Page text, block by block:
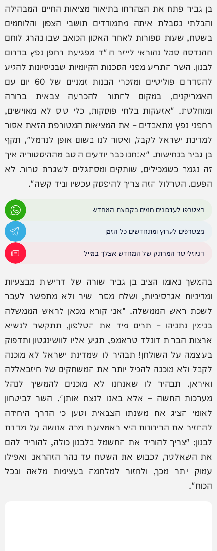
בן גביר פתח את הצהרתו בתיאור מציאות החיים המבהילה
והבלתי נסבלת איתה מתמודדים תושבי הצפון והלוחמים
בשטח, שעות ספורות לאחר האסון הכואב שבו נהרג לוחם
ההנדסה סמל נהוראי לייזר הי"ד מפגיעת רחפן נפץ בדרום
לבנון. השר התריע מפני הסכנות הקיומיות שבניסיונות להגיע
להסדרים פוליטיים ומזכרי הבנות זמניים של 60 יום עם
האמריקנים, במקום לחתור להכרעה צבאית ברורה
ומוחלטת. "אזעקות בלתי פוסקות, כלי טיס לא מאוישים,
רחפני נפץ מתאבדים – את המציאות המטורפת הזאת אסור
למדינת ישראל לקבל, ואסור לנו בשום אופן לנרמל", תקף
בן גביר בנחישות. "אנחנו כבר יודעים היטב מההיסטוריה איך
זה נגמר כשמכילים, שותקים ומסתגלים לשגרת טרור. לא
הפעם. הטרלול הזה צריך להיפסק עכשיו וביד קשה".
הצטרפו לעדכונים חמים בקבוצת המחדש
מצטרפים לערוץ ומתחדשים כל הזמן
הניוזלייטר המרתק של המחדש אצלך במייל
בהמשך נאומו הציב בן גביר שורה של דרישות מבצעיות
ומדיניות אגרסיביות, ושלח מסר ישיר ולא מתפשר לעבר
לשכת ראש הממשלה. "אני קורא מכאן לראש הממשלה
בנימין נתניהו – תרים מיד את הטלפון, תתקשר לנשיא
ארצות הברית דונלד טראמפ, תגיע אליו לוושינגטון ותדפוק
בעוצמה על השולחן! תבהיר לו שמדינת ישראל לא מוכנה
לקבל ולא מוכנה להכיל יותר את המשחקים של חיזבאללה
ואיראן. תבהיר לו שאנחנו לא מוכנים להמשיך לנהל
מערכות התשה – אלא באנו לנצח אותן". השר לביטחון
לאומי הציג את משנתו הצבאית וטען כי הדרך היחידה
להחזיר את הריבונות היא באמצעות מכה אנושה על מדינת
לבנון: "צריך להוריד את החשמל בלבנון כולה, להוריד להם
את השאלטר, לכבוש את השטח עד נהר הזהראני ואפילו
עמוק יותר מכך, ולחזור למלחמה בעצימות מלאה ובכל
הכוח".